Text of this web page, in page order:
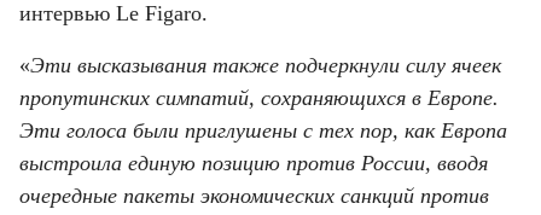
интервью Le Figaro.
«Эти высказывания также подчеркнули силу ячеек
пропутинских симпатий, сохраняющихся в Европе.
Эти голоса были приглушены с тех пор, как Европа
выстроила единую позицию против России, вводя
очередные пакеты экономических санкций против